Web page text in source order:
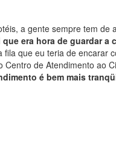
a gente sempre tem de
que era hora de guardar a
que eu teria de encarar
de Atendimento ao
é bem mais